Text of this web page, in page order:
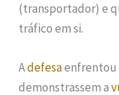
(transportador) e
tráfico em si.
Adefesaenfrentou
demonstrassem a